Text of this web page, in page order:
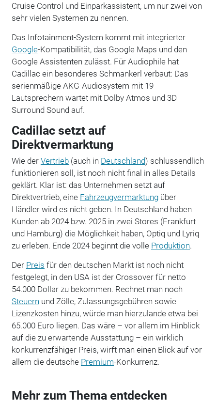
Cruise Control und Einparkassistent, um nur zwei von
sehr vielen Systemen zu nennen.
Das Infotainment-System kommt mit integrierter
Google-Kompatibilität, das Google Maps und den
Google Assistenten zulässt. Für Audiophile hat
Cadillac ein besonderes Schmankerl verbaut: Das
serienmäßige AKG-Audiosystem mit 19
Lautsprechern wartet mit Dolby Atmos und 3D
Surround Sound auf.
Cadillac setzt auf
Direktvermarktung
Wie der Vertrieb(auch in Deutschland) schlussendlich
funktionieren soll, ist noch nicht final in alles Details
geklärt. Klar ist: das Unternehmen setzt auf
Direktvertrieb, eine Fahrzeugvermarktungüber
Händler wird es nicht geben. In Deutschland haben
Kunden ab 2024 bzw. 2025 in zwei Stores (Frankfurt
und Hamburg) die Möglichkeit haben, Optiq und Lyriq
zu erleben. Ende 2024 beginnt die volle Produktion.
Der Preis für den deutschen Markt ist noch nicht
festgelegt, in den USA ist der Crossover für netto
54.000 Dollar zu bekommen. Rechnet man noch
Steuern und Zölle, Zulassungsgebühren sowie
Lizenzkosten hinzu, würde man hierzulande etwa bei
65.000 Euro liegen. Das wäre – vor allem im Hinblick
auf die zu erwartende Ausstattung – ein wirklich
konkurrenzfähiger Preis, wirft man einen Blick auf vor
allem die deutsche Premium-Konkurrenz.
Mehr zum Thema entdecken